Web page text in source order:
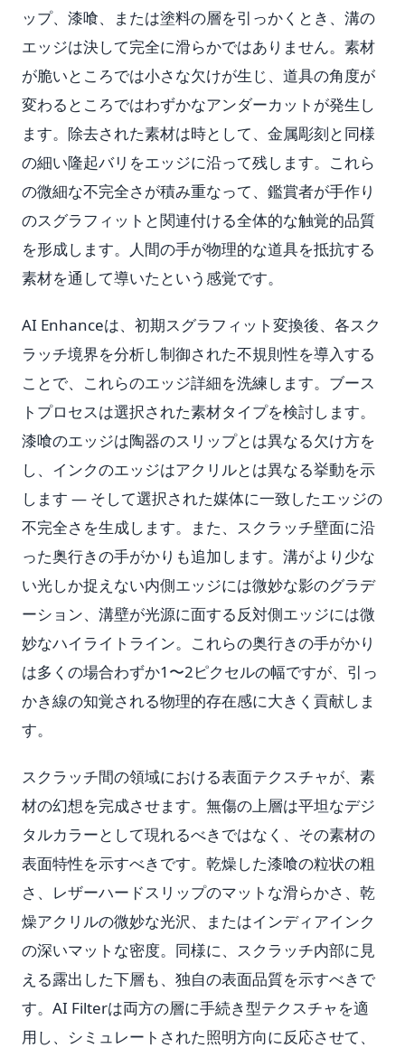
ップ、漆喰、または塗料の層を引っかくとき、溝の
エッジは決して完全に滑らかではありません。素材
が脆いところでは小さな欠けが生じ、道具の角度が
変わるところではわずかなアンダーカットが発生し
ます。除去された素材は時として、金属彫刻と同様
の細い隆起バリをエッジに沿って残します。これら
の微細な不完全さが積み重なって、鑑賞者が手作り
のスグラフィットと関連付ける全体的な触覚的品質
を形成します。人間の手が物理的な道具を抵抗する
素材を通して導いたという感覚です。
AI Enhanceは、初期スグラフィット変換後、各スク
ラッチ境界を分析し制御された不規則性を導入する
ことで、これらのエッジ詳細を洗練します。ブース
トプロセスは選択された素材タイプを検討します。
漆喰のエッジは陶器のスリップとは異なる欠け方を
し、インクのエッジはアクリルとは異なる挙動を示
します — そして選択された媒体に一致したエッジの
不完全さを生成します。また、スクラッチ壁面に沿
った奥行きの手がかりも追加します。溝がより少な
い光しか捉えない内側エッジには微妙な影のグラデ
ーション、溝壁が光源に面する反対側エッジには微
妙なハイライトライン。これらの奥行きの手がかり
は多くの場合わずか1〜2ピクセルの幅ですが、引っ
かき線の知覚される物理的存在感に大きく貢献しま
す。
スクラッチ間の領域における表面テクスチャが、素
材の幻想を完成させます。無傷の上層は平坦なデジ
タルカラーとして現れるべきではなく、その素材の
表面特性を示すべきです。乾燥した漆喰の粒状の粗
さ、レザーハードスリップのマットな滑らかさ、乾
燥アクリルの微妙な光沢、またはインディアインク
の深いマットな密度。同様に、スクラッチ内部に見
える露出した下層も、独自の表面品質を示すべきで
す。AI Filterは両方の層に手続き型テクスチャを適
用し、シミュレートされた照明方向に反応させて、